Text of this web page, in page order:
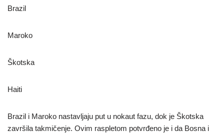
Brazil
Maroko
Škotska
Haiti
Brazil i Maroko nastavljaju put u nokaut fazu, dok je Škotska
završila takmičenje. Ovim raspletom potvrđeno je i da Bosna i